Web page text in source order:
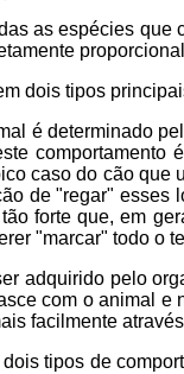
as espécies
dois tipos
é determinado
caso do cão
de "regar"
forte que, em
"marcar" todo o
adquirido pelo
com o animal
facilmente
tipos de